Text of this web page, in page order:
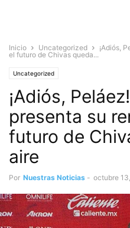
Inicio Uncategorized
¡Adiós,
el futuro de Chivas queda...
Uncategorized
¡Adiós,
presenta su
futuro de
aire
Por Nuestras Noticias - octubre